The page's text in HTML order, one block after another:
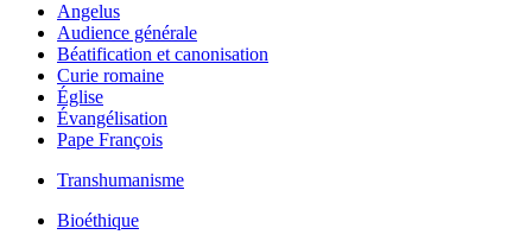
Angelus
Audience générale
Béatification et canonisation
Curie romaine
Église
Évangélisation
Pape François
Transhumanisme
Bioéthique